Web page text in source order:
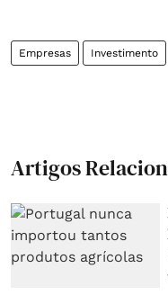
Empresas Investimento
Artigos